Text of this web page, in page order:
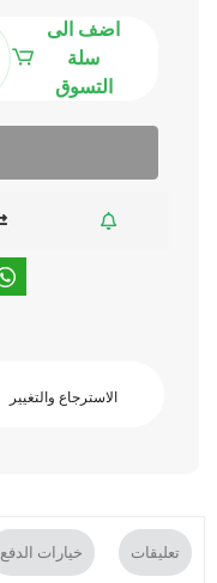
اضف الى
سلة
التسوق
الاسترجاع والتغيير
خيارات الدفع تعليقات